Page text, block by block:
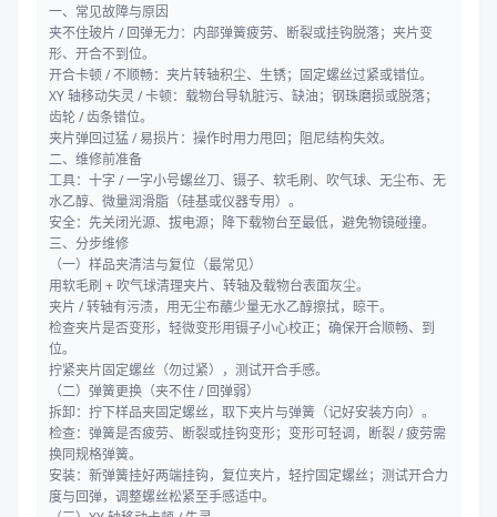
一、常见故障与原因
夹不住玻片 / 回弹无力：内部弹簧疲劳、断裂或挂钩脱落；夹片变
形、开合不到位。
开合卡顿 / 不顺畅：夹片转轴积尘、生锈；固定螺丝过紧或错位。
XY 轴移动失灵 / 卡顿：载物台导轨脏污、缺油；钢珠磨损或脱落；
齿轮 / 齿条错位。
夹片弹回过猛 / 易损片：操作时用力甩回；阻尼结构失效。
二、维修前准备
工具：十字 / 一字小号螺丝刀、镊子、软毛刷、吹气球、无尘布、无
水乙醇、微量润滑脂（硅基或仪器专用）。
安全：先关闭光源、拔电源；降下载物台至最低，避免物镜碰撞。
三、分步维修
（一）样品夹清洁与复位（最常见）
用软毛刷 + 吹气球清理夹片、转轴及载物台表面灰尘。
夹片 / 转轴有污渍，用无尘布蘸少量无水乙醇擦拭，晾干。
检查夹片是否变形，轻微变形用镊子小心校正；确保开合顺畅、到
位。
拧紧夹片固定螺丝（勿过紧），测试开合手感。
（二）弹簧更换（夹不住 / 回弹弱）
拆卸：拧下样品夹固定螺丝，取下夹片与弹簧（记好安装方向）。
检查：弹簧是否疲劳、断裂或挂钩变形；变形可轻调，断裂 / 疲劳需
换同规格弹簧。
安装：新弹簧挂好两端挂钩，复位夹片，轻拧固定螺丝；测试开合力
度与回弹，调整螺丝松紧至手感适中。